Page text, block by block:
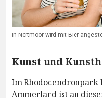
In Nortmoor wird mit Bier
Kunst und
Im Rhododendronpark
Ammerland ist an